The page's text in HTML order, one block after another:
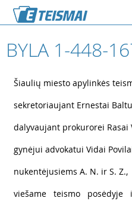
BYLA 1-448-
Šiaulių miesto apylinkės
sekretoriaujant Ernestai
dalyvaujant prokurorei Rasai
gynėjui advokatui Vidai
nukentėjusiems A. N. ir S. Z.,
viešame teismo posėdyje